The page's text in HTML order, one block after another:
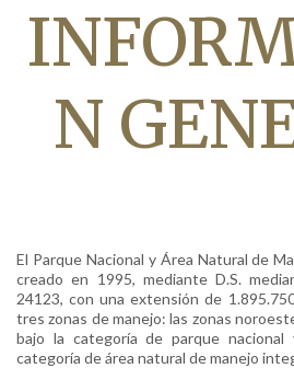
N
El Parque Nacional y Área Natural de
creado en 1995, mediante D.S.
24123,con una extensión de
tres zonas de manejo: las zonas
bajo la categoría de parque
categoría de área natural de manejo